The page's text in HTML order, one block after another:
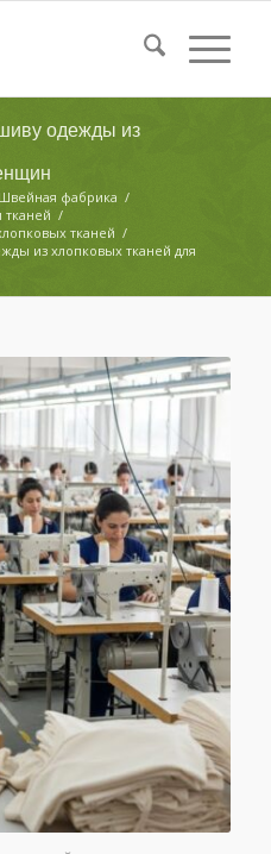
одежды из
Швейная фабрика /
/
тканей /
из хлопковых тканей для